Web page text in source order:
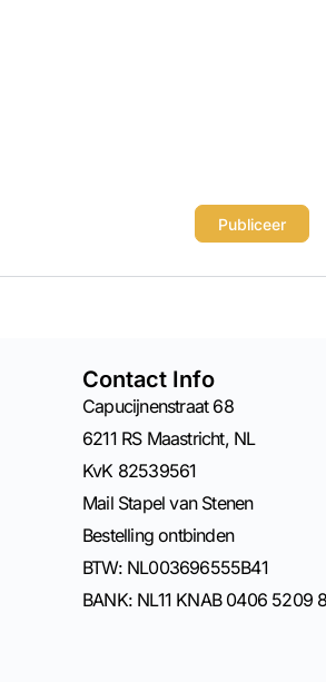
Contact Info
Capucijnenstraat 68
6211 RS Maastricht, NL
KvK 82539561
Mail Stapel van Stenen
Bestelling ontbinden
BTW: NL003696555B41
BANK: NL11 KNAB 0406 5209